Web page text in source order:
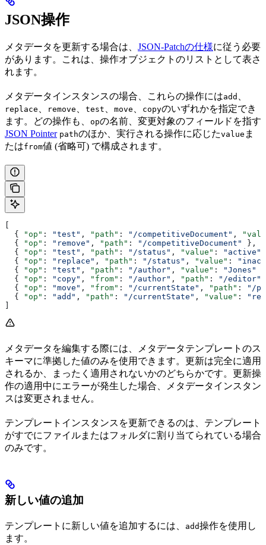
JSON操作
メタデータを更新する場合は、 JSON-Patchの仕様に従う必要
があります。これは、操作オブジェクトのリストとして表さ
れます。
メタデータインスタンスの場合、これらの操作にはadd
replace remove test move copyのいずれかを指定でき
ます。どの操作も、 opの名前、変更対象のフィールドを指す
JSON Pointer pathのほか、実行される操作に応じたvalue ま
たはfrom値 (省略可) で構成されます。
  {
"op" : "test" , "path" : "/competitiveDocument" ,
  {
"op" : "remove" , "path" : "/competitiveDocument"
},
  {
"op" : "test" , "path" : "/status" , "value" : "active"
  {
"op" : "replace" , "path" : "/status" , "value" :
  {
"op" : "test" , "path" : "/author" , "value" : "Jones"
  {
"op" : "copy" , "from" : "/author" , "path" : "/editor"
  {
"op" : "move" , "from" : "/currentState" , "path" :
"/
  {
"op" : "add" , "path" : "/currentState" , "value" :
メタデータを編集する際には、メタデータテンプレートのス
キーマに準拠した値のみを使用できます。更新は完全に適用
されるか、まったく適用されないかのどちらかです。更新操
作の適用中にエラーが発生した場合、メタデータインスタン
スは変更されません。
テンプレートインスタンスを更新できるのは、テンプレート
がすでにファイルまたはフォルダに割り当てられている場合
のみです。
新しい値の追加
テンプレートに新しい値を追加するには、 add操作を使用し
ます。